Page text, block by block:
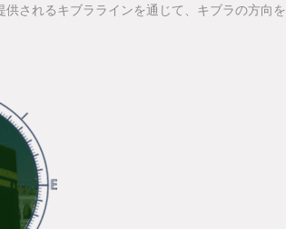
されるキブララインを通じて、キブラの方向